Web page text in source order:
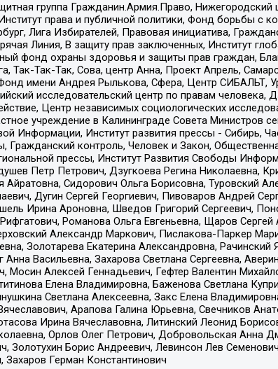
группа Гражданин.Армия.Право,
права и публичной политики, Фонд борьбы
Лига Избирателей, Правовая инициатива,
Линия, В защиту прав заключенных, Институт
фонд охраны здоровья и защиты прав граждан,
Так-Так-Так, Сова, центр Анна, Проект Апрель,
имени Андрея Рылькова, Сфера, Центр СИБАЛЬТ,
исследовательский центр по правам человека,
Центр независимых социологических
учреждение в Калининграде Совета Министров
Информации, Институт развития прессы - Сибирь,
Гражданский контроль, Человек и Закон,
прессы, Институт Развития Свободы
Петр Петрович, Дзугкоева Регина Николаевна,
Сидорович Ольга Борисовна, Туровский
Дугин Сергей Георгиевич, Пивоваров Андрей
Ирина Ароновна, Шведов Григорий Сергеевич,
Романова Ольга Евгеньевна, Щаров
Александр Маркович, Пислакова-Паркер
Золотарева Екатерина Александровна,
Анна Васильевна, Захарова Светлана Сергеевна,
Мосин Алексей Геннадьевич, Гефтер Валентин
Елена Владимировна, Баженова Светлана
Светлана Алексеевна, Закс Елена
Арапова Галина Юрьевна, Свечников
Ирина Вячеславовна, Литинский Леонид
Орлов Олег Петрович, Добровольская Анна
Золотухин Борис Андреевич, Левинсон Лев
Захаров Герман Константинович